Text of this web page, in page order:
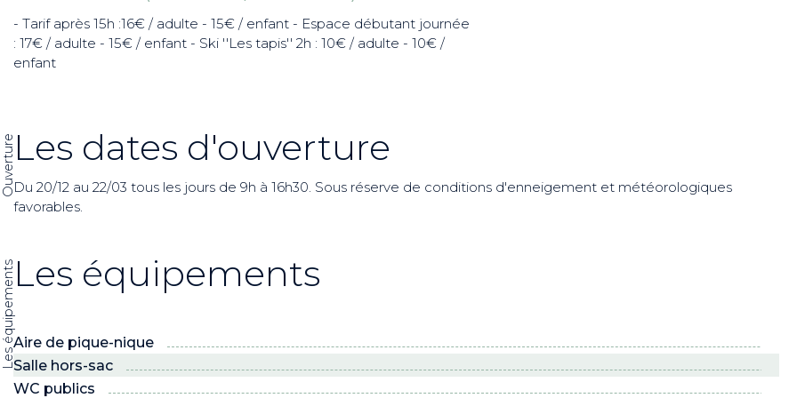
- Tarif après 15h :16€ / adulte - 15€ / enfant - Espace débutant journée
: 17€ / adulte - 15€ / enfant - Ski ''Les tapis'' 2h : 10€ / adulte - 10€ /
enfant
OuvertureLes dates d'ouverture
Du 20/12 au 22/03 tous les jours de 9h à 16h30. Sous réserve de conditions d'enneigement et météorologiques
favorables.
Les équipementsLes équipements
Aire de pique-nique
Salle hors-sac
WC publics